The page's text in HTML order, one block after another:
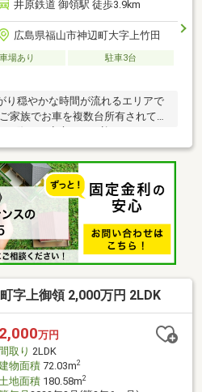
井原鉄道 御領駅 徒歩3.9km
広島県福山市神辺町大字上竹田
場あり
駐車3台
り穏やかな時間が流れるエリアで
家族でお車を複数台所有されてい
眺望が広がり 四季折々に表情を
ます♪ 晴れた日には心地よい光と
沢を感じられる お住まいです(^^)
字上御領 2,000万円 2LDK
2,000万円
間取り 2LDK
物面積72.03m2
土地面積180.58m2